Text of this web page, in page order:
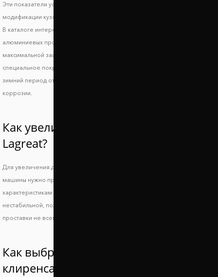
Эти показатели условные и могут отличаться в зависимости от
модификации кузова.
В каталоге интернет магазина Автопроставка вы найдете комплекты
алюминиевых проставок на переднюю и заднюю ось Хонда Лагрейт. Для
максимальной защиты на проставки Хонда Лагрейт наносится
специальное покрытие из полимера. Оно защищает автопроставки в
зимний период от воздействия дорожной химии, а также от процессов
коррозии.
Как увеличить клиренс Honda
Lagreat?
Для увеличения дорожного просвета и сохранения устойчивости
машины нужно правильно подобрать подходящие по техническим
характеристикам проставки. Слишком большой просвет делает машину
нестабильной, поэтому повышается риск опрокидывания, а низкие
проставки не всегда позволяют решить основную проблему.
Как выбрать проставки увеличения
клиренса Хонда Лагрейт?